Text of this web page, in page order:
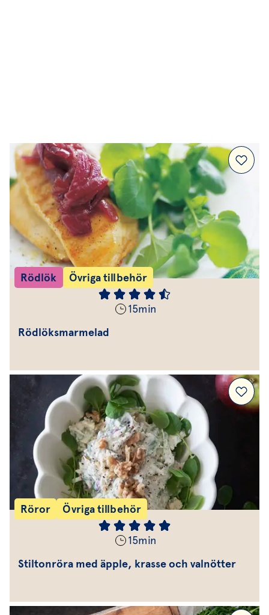
Rödlök Övriga tillbehör
15min
Rödlöksmarmelad
Röror Övriga tillbehör
15min
Stiltonröra med äpple, krasse och valnötter